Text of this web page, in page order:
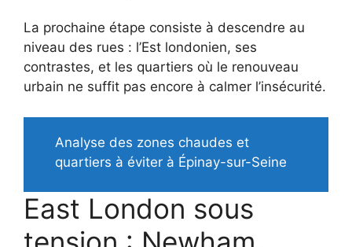
La prochaine étape consiste à descendre au
niveau des rues : l’Est londonien, ses
contrastes, et les quartiers où le renouveau
urbain ne suffit pas encore à calmer l’insécurité.
Analyse des zones chaudes et
quartiers à éviter à Épinay-sur-Seine
East London sous